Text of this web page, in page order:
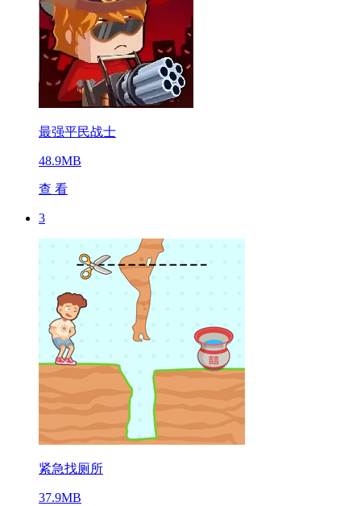
最强平民战士
48.9MB
查 看
3
紧急找厕所
37.9MB